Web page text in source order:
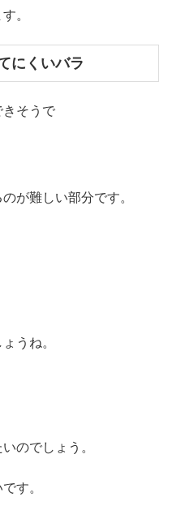
。
にくいバラ
きそうで
が難しい部分です。
うね。
のでしょう。
す。